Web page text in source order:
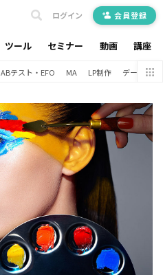
ツール セミナー 動画 講座
ログイン 会員登録
ABテスト・EFO MA LP制作 データ分析